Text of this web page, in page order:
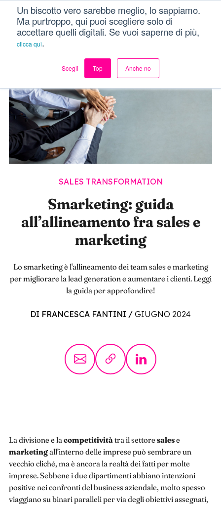
Un biscotto vero sarebbe meglio, lo sappiamo.
Ma purtroppo, qui puoi scegliere solo di
accettare quelli digitali. Se vuoi saperne di più,
clicca qui.
Scegli Top Anche no
Dici Davvero?! Menu
SALES TRANSFORMATION
Smarketing: guida
all’allineamento fra sales e
marketing
Lo smarketing è l'allineamento dei team sales e marketing
per migliorare la lead generation e aumentare i clienti. Leggi
la guida per approfondire!
DI FRANCESCA FANTINI / GIUGNO 2024
La divisione e la competitivitàtra il settore salese
marketingall’interno delle imprese può sembrare un
vecchio cliché, ma è ancora la realtà dei fatti per molte
imprese. Sebbene i due dipartimenti abbiano intenzioni
positive nei confronti del business aziendale, molto spesso
viaggiano su binari paralleli per via degli obiettivi assegnati,